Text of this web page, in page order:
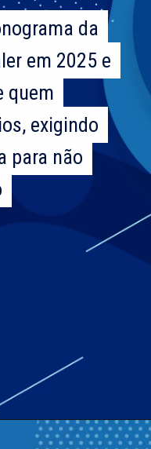
da
em 2025 e
quem
exigindo
para não
da
em 2025 e
quem
exigindo
para não